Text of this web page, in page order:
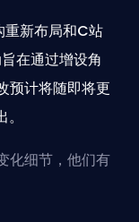
重新布局和C站
在通过增设角
预计将随即将更
化细节，他们有